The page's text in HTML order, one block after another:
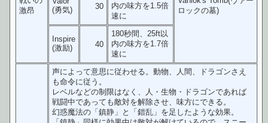
激昂
ロックの墓)
(勇気)
30
内の味方を1.5倍
速に
Inspire
(激励)
40
180秒間、25ft以
内の味方を1.7倍
速に
声によって意思に従わせる。動物、人間、ドラゴンさえ
も命令に従う。
レベルなどの制限はなく、人・生物・ドラゴンであれば
戦闘中であっても敵対を解除させ、味方にできる。
幻惑魔法の「鎮静」と「錯乱」を足したような効果。